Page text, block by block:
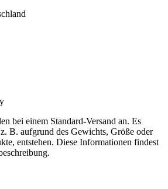
bei einem Standard-Versand an. Es
B. aufgrund des Gewichts, Größe oder
entstehen. Diese Informationen findest